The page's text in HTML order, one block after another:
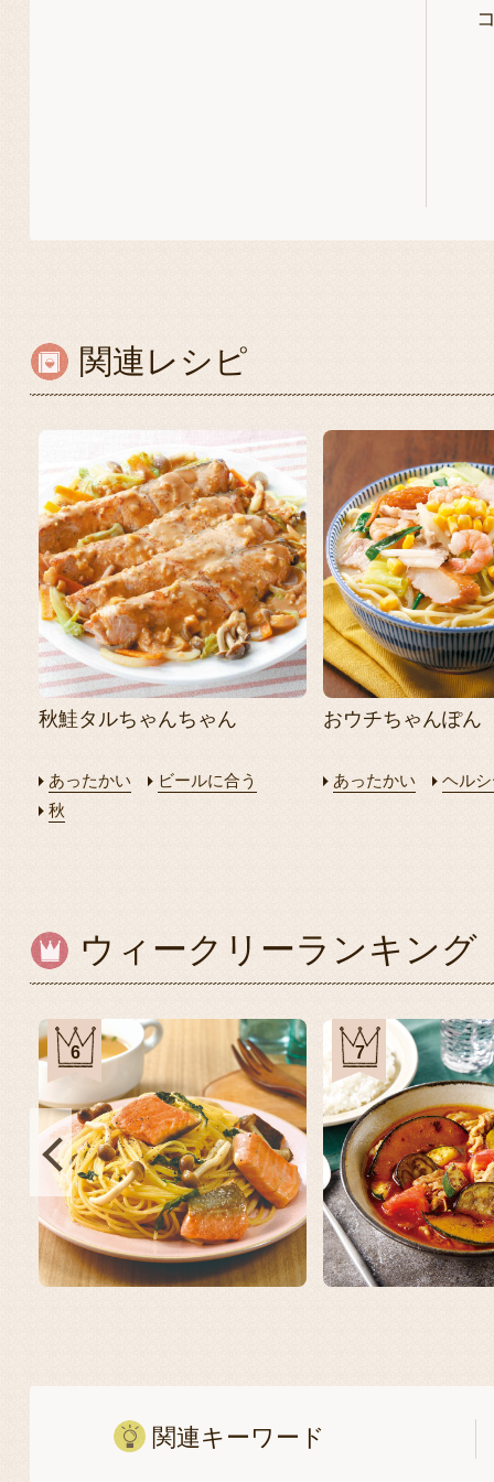
関連レシピ
秋鮭タルちゃんちゃん
あったかい
ビールに合う
秋
おウチちゃんぽん
あったかい ヘル
ウィークリーランキング
6 7
関連キーワード